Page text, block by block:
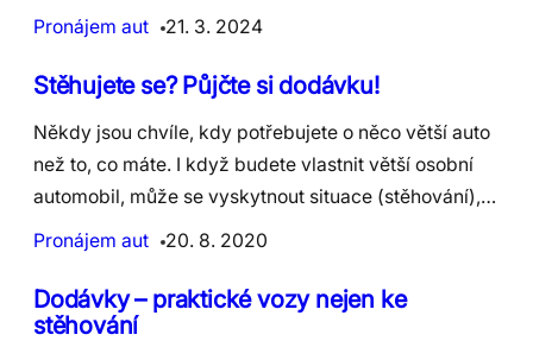
Pronájem aut
21. 3. 2024
​Stěhujete se? Půjčte si dodávku!
Někdy jsou chvíle, kdy potřebujete o něco větší auto
než to, co máte. I když budete vlastnit větší osobní
automobil, může se vyskytnout situace (stěhování),…
Pronájem aut
20. 8. 2020
Dodávky – praktické vozy nejen ke
stěhování